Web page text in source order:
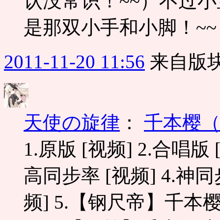
是那双小手和小脚！~~
2011-11-20 11:56 来自版
天使の旋律 ： 千本樱
1.原版 [视频] 2.合唱版
高同步率 [视频] 4.神
频] 5.【钢尺帝】千本